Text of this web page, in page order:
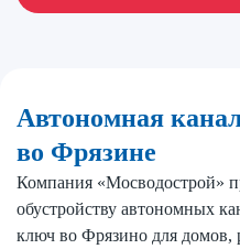
Автономная
во Фрязине
Компания «Мосводострой»
обустройству автономных
ключ во Фрязино для домов,